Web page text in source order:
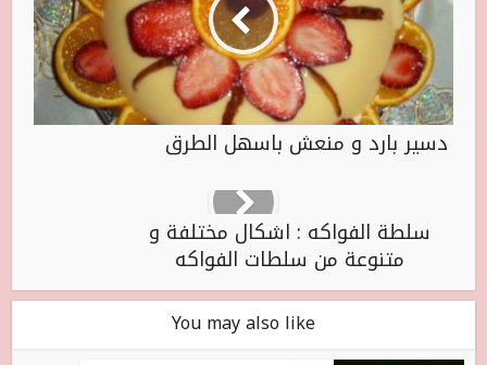
دسير بارد و منعش باسهل الطرق
سلطة الفواكه : اشكال مختلفة و
متنوعة من سلطات الفواكه
You may also like